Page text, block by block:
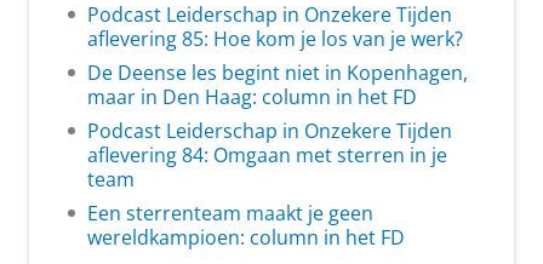
Podcast Leiderschap in Onzekere Tijden
aflevering 85: Hoe kom je los van je werk?
De Deense les begint niet in Kopenhagen,
maar in Den Haag: column in het FD
Podcast Leiderschap in Onzekere Tijden
aflevering 84: Omgaan met sterren in je
team
Een sterrenteam maakt je geen
wereldkampioen: column in het FD